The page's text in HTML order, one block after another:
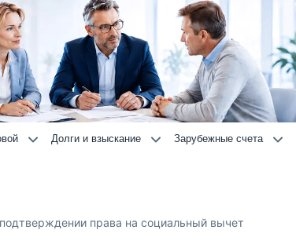
Долги и взыскание Зарубежные счета
права на социальный вычет